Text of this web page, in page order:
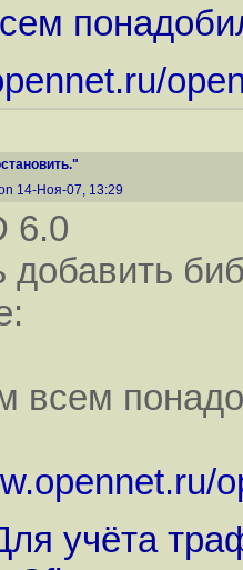
14-Ноя-07, 13:29
6.0
всем
учёта